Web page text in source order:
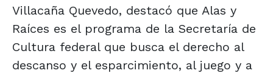
Villacaña Quevedo, destacó que Alas y
Raíces es el programa de la Secretaría de
Cultura federal que busca el derecho al
descanso y el esparcimiento, al juego y a